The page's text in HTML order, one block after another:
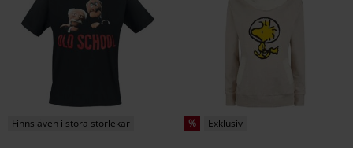
Finns även i stora storlekar % Exklusiv